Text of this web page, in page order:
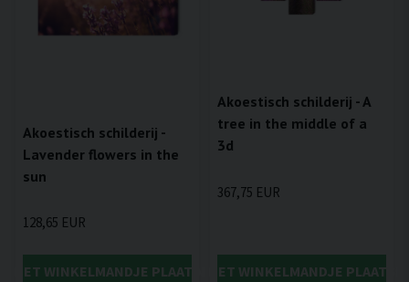
Akoestisch schilderij -
Lavender flowers in the
sun
128,65 EUR
HET WINKELMANDJE PLAATSEN
Akoestisch schilderij - A
tree in the middle of a
3d
367,75 EUR
IN HET WINKELMANDJE